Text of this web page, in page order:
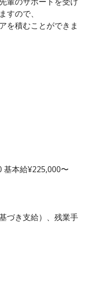
すので、
を積むことができま
基本給¥225,000〜
づき支給）、残業手